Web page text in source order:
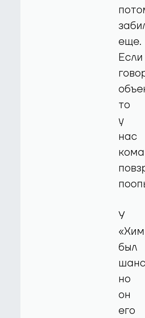
еще.
Если
то
у
нас
У
был
но
он
его